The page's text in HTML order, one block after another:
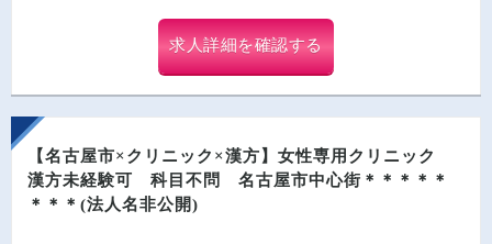
求人詳細を確認する
【名古屋市×クリニック×漢方】女性専用クリニック
漢方未経験可 科目不問 名古屋市中心街＊＊＊＊＊
＊＊＊(法人名非公開)